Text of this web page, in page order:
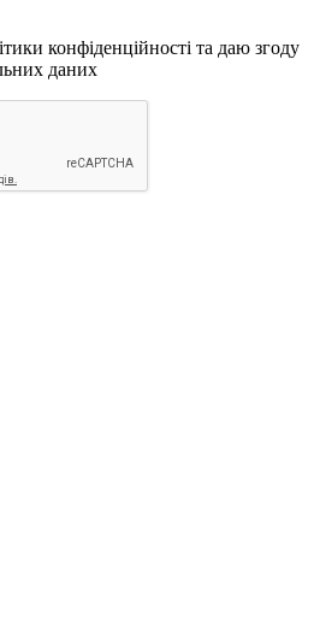
конфіденційності та даю згоду
даних